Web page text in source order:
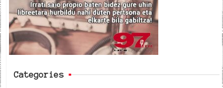
o
o
e
Categories